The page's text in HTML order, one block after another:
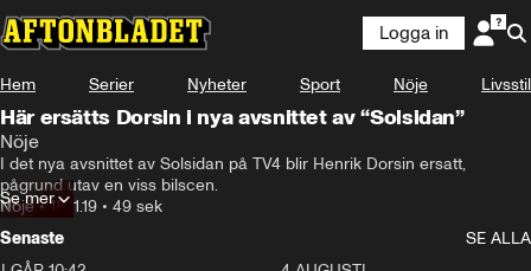
Logga in
Hem Serier Nyheter Sport Nöje Livsstil
Här ersätts Dorsin i nya avsnittet av “Solsidan”
Nöje
I det nya avsnittet av Solsidan på TV4 blir Henrik Dorsin ersatt,
pågrund utav en viss bilscen.
Nöje•18.11.19 • 49 sek
Se mer
Senaste
SE ALLA